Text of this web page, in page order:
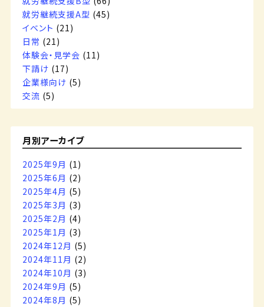
就労継続支援A型 (45)
イベント (21)
日常 (21)
体験会・見学会 (11)
下請け (17)
企業様向け (5)
交流 (5)
月別アーカイブ
2025年9月 (1)
2025年6月 (2)
2025年4月 (5)
2025年3月 (3)
2025年2月 (4)
2025年1月 (3)
2024年12月 (5)
2024年11月 (2)
2024年10月 (3)
2024年9月 (5)
2024年8月 (5)